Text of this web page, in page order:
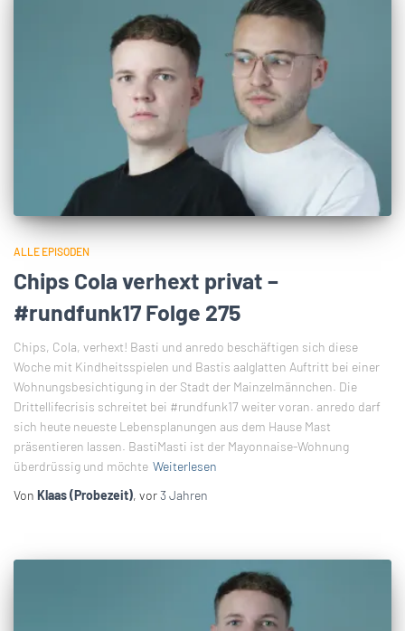
ALLE EPISODEN
Chips Cola verhext privat –
#rundfunk17 Folge 275
Chips, Cola, verhext! Basti und anredo beschäftigen sich diese
Woche mit Kindheitsspielen und Bastis aalglatten Auftritt bei einer
Wohnungsbesichtigung in der Stadt der Mainzelmännchen. Die
Drittellifecrisis schreitet bei #rundfunk17 weiter voran. anredo darf
sich heute neueste Lebensplanungen aus dem Hause Mast
präsentieren lassen. BastiMasti ist der Mayonnaise-Wohnung
überdrüssig und möchte Weiterlesen
Von Klaas (Probezeit), vor3 Jahren